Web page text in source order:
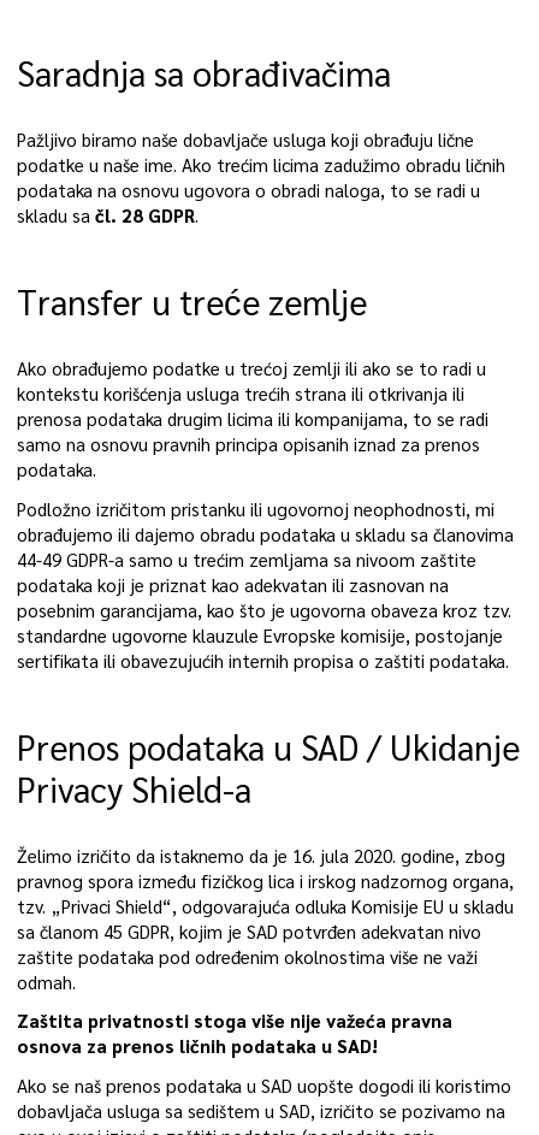
Saradnja sa obrađivačima
Pažljivo biramo naše dobavljače usluga koji obrađuju lične
podatke u naše ime. Ako trećim licima zadužimo obradu ličnih
podataka na osnovu ugovora o obradi naloga, to se radi u
skladu sačl. 28 GDPR.
Transfer u treće zemlje
Ako obrađujemo podatke u trećoj zemlji ili ako se to radi u
kontekstu korišćenja usluga trećih strana ili otkrivanja ili
prenosa podataka drugim licima ili kompanijama, to se radi
samo na osnovu pravnih principa opisanih iznad za prenos
podataka.
Podložno izričitom pristanku ili ugovornoj neophodnosti, mi
obrađujemo ili dajemo obradu podataka u skladu sa članovima
44-49 GDPR-a samo u trećim zemljama sa nivoom zaštite
podataka koji je priznat kao adekvatan ili zasnovan na
posebnim garancijama, kao što je ugovorna obaveza kroz tzv.
standardne ugovorne klauzule Evropske komisije, postojanje
sertifikata ili obavezujućih internih propisa o zaštiti podataka.
Prenos podataka u SAD / Ukidanje
Privacy Shield-a
Želimo izričito da istaknemo da je 16. jula 2020. godine, zbog
pravnog spora između fizičkog lica i irskog nadzornog organa,
tzv. „Privaci Shield“, odgovarajuća odluka Komisije EU u skladu
sa članom 45 GDPR, kojim je SAD potvrđen adekvatan nivo
zaštite podataka pod određenim okolnostima više ne važi
odmah.
Zaštita privatnosti stoga više nije važeća pravna
osnova za prenos ličnih podataka u SAD!
Ako se naš prenos podataka u SAD uopšte dogodi ili koristimo
dobavljača usluga sa sedištem u SAD, izričito se pozivamo na